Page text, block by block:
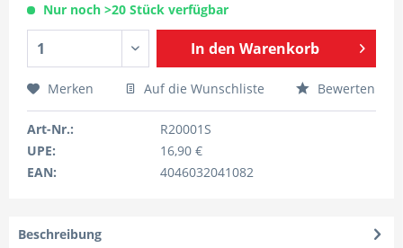
Nur noch >20 Stück verfügbar
In den Warenkorb
Merken Auf die Wunschliste Bewerten
Art-Nr.:
R20001S
UPE:
16,90 €
EAN:
4046032041082
Beschreibung